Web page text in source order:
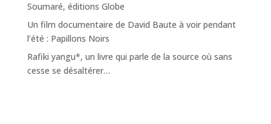
Soumaré, éditions Globe
Un film documentaire de David Baute à voir pendant
l’été : Papillons Noirs
Rafiki yangu*, un livre qui parle de la source où sans
cesse se désaltérer…